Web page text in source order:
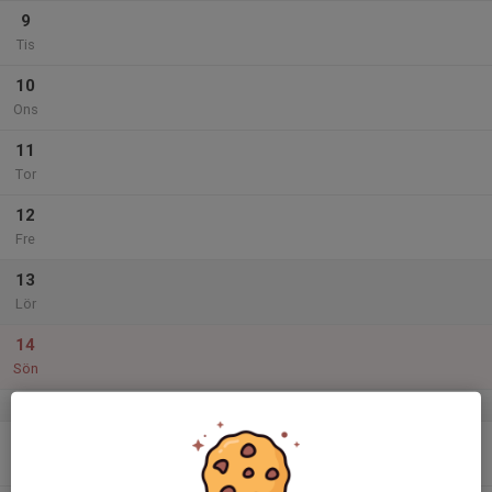
9
Tis
10
Ons
11
Tor
12
Fre
13
Lör
14
Sön